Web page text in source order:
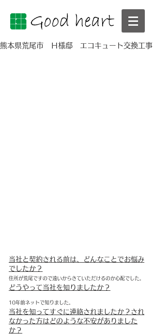
熊本県荒尾市 Ｈ様邸 エコキュート交換工事
当社と契約される前は、どんなことでお悩み
でしたか？
住所が荒尾ですので遠いからきていただけるのか心配でした。
どうやって当社を知りましたか？
10年前ネットで知りました。
当社を知ってすぐに連絡されましたか？され
なかった方はどのような不安がありました
か？